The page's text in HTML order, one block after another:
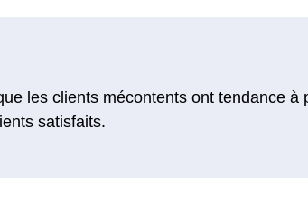
les clients mécontents ont tendance à
satisfaits.